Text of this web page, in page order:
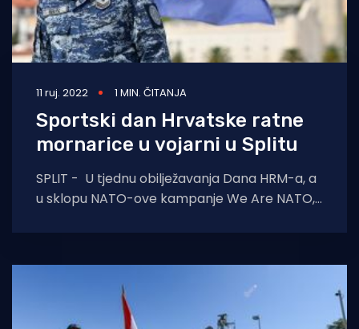
11 ruj. 2022 1 MIN. ČITANJA
Sportski dan Hrvatske ratne
mornarice u vojarni u Splitu
SPLIT - U tjednu obilježavanja Dana HRM-a, a
u sklopu NATO-ove kampanje We Are NATO,